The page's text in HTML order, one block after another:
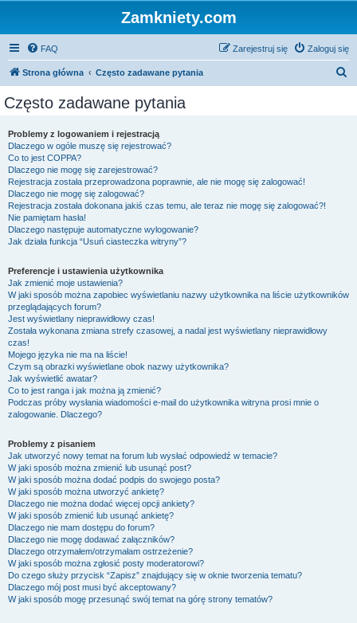
Zamkniety.com
FAQ Zaloguj się
Zarejestruj się
Strona główna Często zadawane pytania
Często zadawane pytania
Problemy z logowaniem i rejestracją
Dlaczego w ogóle muszę się rejestrować?
Co to jest COPPA?
Dlaczego nie mogę się zarejestrować?
Rejestracja została przeprowadzona poprawnie, ale nie mogę się zalogować!
Dlaczego nie mogę się zalogować?
Rejestracja została dokonana jakiś czas temu, ale teraz nie mogę się zalogować?!
Nie pamiętam hasła!
Dlaczego następuje automatyczne wylogowanie?
Jak działa funkcja “Usuń ciasteczka witryny”?
Preferencje i ustawienia użytkownika
Jak zmienić moje ustawienia?
W jaki sposób można zapobiec wyświetlaniu nazwy użytkownika na liście użytkowników
przeglądających forum?
Jest wyświetlany nieprawidłowy czas!
Została wykonana zmiana strefy czasowej, a nadal jest wyświetlany nieprawidłowy
czas!
Mojego języka nie ma na liście!
Czym są obrazki wyświetlane obok nazwy użytkownika?
Jak wyświetlić awatar?
Co to jest ranga i jak można ją zmienić?
Podczas próby wysłania wiadomości e-mail do użytkownika witryna prosi mnie o
zalogowanie. Dlaczego?
Problemy z pisaniem
Jak utworzyć nowy temat na forum lub wysłać odpowiedź w temacie?
W jaki sposób można zmienić lub usunąć post?
W jaki sposób można dodać podpis do swojego posta?
W jaki sposób można utworzyć ankietę?
Dlaczego nie można dodać więcej opcji ankiety?
W jaki sposób zmienić lub usunąć ankietę?
Dlaczego nie mam dostępu do forum?
Dlaczego nie mogę dodawać załączników?
Dlaczego otrzymałem/otrzymałam ostrzeżenie?
W jaki sposób można zgłosić posty moderatorowi?
Do czego służy przycisk “Zapisz” znajdujący się w oknie tworzenia tematu?
Dlaczego mój post musi być akceptowany?
W jaki sposób mogę przesunąć swój temat na górę strony tematów?